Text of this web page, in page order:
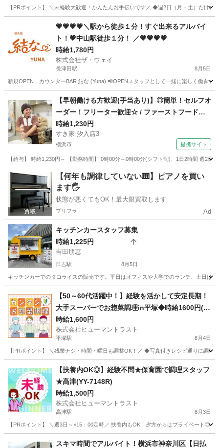
【PRポイント】 ＼未経験大歓迎！かんたんお手伝いです／ ◆週2日（月・土）だけ
仲町台駅 キッチン ヒューマントラスト
💗💗💗💗＼駅から徒歩１分！すぐ出来るアルバイ
ト！💗中山駅徒歩１分！ ／💗💗💗💗
時給1,780円
株式会社ザ・ウェイ
長津田駅 8月5日
新規OPEN カウンターBAR 結な (Yuna) 📢OPENスタッフとして一緒に楽しく働きま
長津田駅 その他 スタッフ
【早朝働ける方歓迎(手当あり)】◎簡単！セルフオ
ーダー！フリーター歓迎☆ / ファーストフード
ホールスタッフ
時給1,230円
すき家 汐入店3
横浜市 提携サイト
【給与】 時給1,230円～ 【勤務時間】 0時00分～0時00分(シフト制)、1日2時間 週
神奈川 レストラン
【何年も調律していない🎹】ピアノを買い
ます🖐️
状態が悪くてもOK！最大限買取します
プリフラ Ad
キッチンカースタッフ募集
時給1,225円
吉田朋恵
日吉駅 8月5日
キッチンカーでのタコライスの販売です。平日はオフィスや大学でのランチ、土日は
その他 スタッフ
【50～60代活躍中！】経験を活かして安定長期！
大手スーパーでお惣菜調理in平塚◆時給1600円(W
2T-1573_1)
時給1,600円
株式会社ヒューマントラスト
平塚駅 8月4日
【PRポイント】 ＼残業ナシ・時間・曜日も調整OK！／ ◆写真付きレシピ通りに調
平塚駅 キッチン ヒューマントラスト
【扶養内OK◎】経験不問★保育園で調理スタッフ
★高津(YY-7148R)
時給1,500円
株式会社ヒューマントラスト
高津駅 8月3日
【PRポイント】 ＼週3日～×15：00定時／ 扶養内もOK！夕方からはプライベート◎
高津駅 キッチン
スキマ時間でアルバイト！横浜市神奈川区【日払